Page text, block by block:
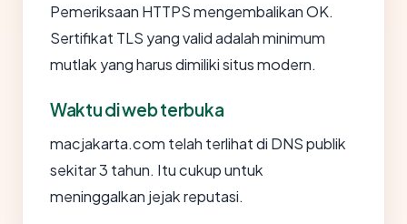
Pemeriksaan HTTPS mengembalikan OK.
Sertifikat TLS yang valid adalah minimum
mutlak yang harus dimiliki situs modern.
Waktu di web terbuka
macjakarta.com telah terlihat di DNS publik
sekitar 3 tahun. Itu cukup untuk
meninggalkan jejak reputasi.